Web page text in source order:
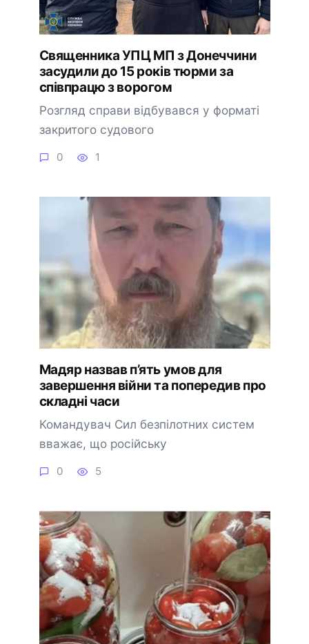
Священника УПЦ МП з Донеччини
засудили до 15 років тюрми за
співпрацю з ворогом
Розгляд справи відбувався у форматі
закритого судового
0 1
Мадяр назвав п’ять умов для
завершення війни та попередив про
складні часи
Командувач Сил безпілотних систем
вважає, що російську
0 5